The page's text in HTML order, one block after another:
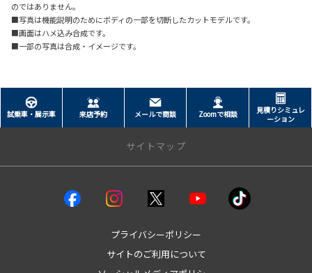
のではありません。
■写真は機能説明のためにボディの一部を切断したカットモデルです。
■画面はハメ込み合成です。
■一部の写真は合成・イメージです。
試乗車・展示車 来店予約 メールで商談 Zoomで相談
見積りシミュレ
ーション
サイトマップ
プライバシーポリシー
サイトのご利用について